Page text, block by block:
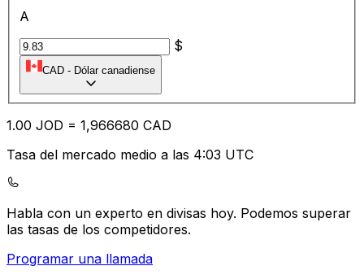
A
$
CAD - Dólar canadiense
1.00 JOD = 1,966680 CAD
Tasa del mercado medio a las 4:03 UTC
Habla con un experto en divisas hoy. Podemos superar
las tasas de los competidores.
Programar una llamada